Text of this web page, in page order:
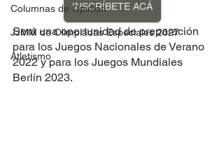
Columnas de Opinión
JJMM de Olimpiadas Especiales 2027
Atletismo
INSCRÍBETE ACÁ
Será una oportunidad de preparación
para los Juegos Nacionales de Verano
2022 y para los Juegos Mundiales
Berlín 2023.